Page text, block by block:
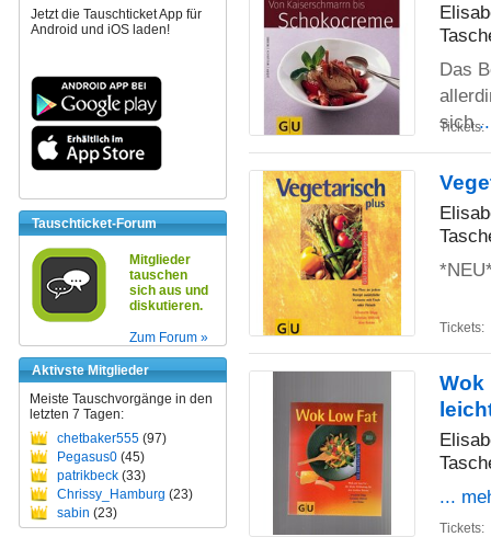
Jetzt die Tauschticket App für
Android und iOS laden!
Tauschticket-Forum
Mitglieder
tauschen
sich aus und
diskutieren.
Zum Forum »
Aktivste Mitglieder
Meiste Tauschvorgänge in den
letzten 7 Tagen:
chetbaker555 (97)
Pegasus0 (45)
patrikbeck (33)
Chrissy_Hamburg (23)
sabin (23)
Das
sich
Tickets:
Tickets:
Wok
...
Tickets: